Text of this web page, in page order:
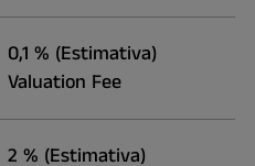
0,1 % (Estimativa)
Valuation Fee
2 % (Estimativa)